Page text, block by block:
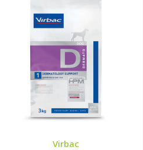
Virbac